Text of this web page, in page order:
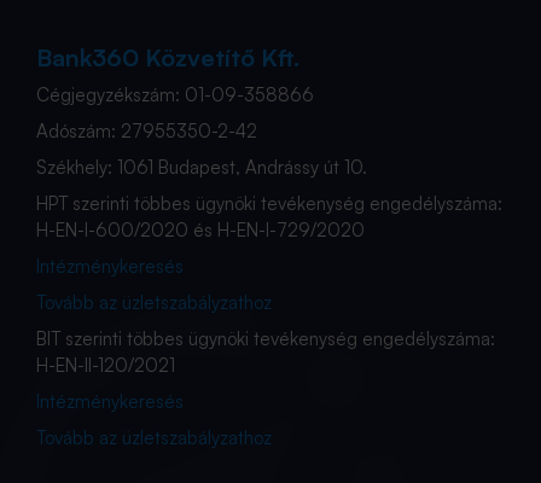
Bank360 Közvetítő Kft.
Cégjegyzékszám: 01-09-358866
Adószám: 27955350-2-42
Székhely: 1061 Budapest, Andrássy út 10.
HPT szerinti többes ügynöki tevékenység engedélyszáma:
H-EN-I-600/2020 és H-EN-I-729/2020
Intézménykeresés
Tovább az üzletszabályzathoz
BIT szerinti többes ügynöki tevékenység engedélyszáma:
H-EN-II-120/2021
Intézménykeresés
Tovább az üzletszabályzathoz